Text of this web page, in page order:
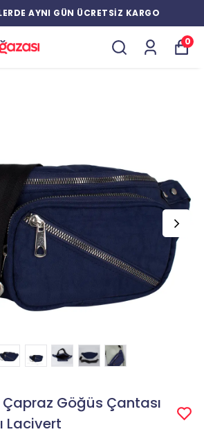
AYNI GÜN ÜCRETSİZ KARGO
0
Göğüs Çantası
Lacivert